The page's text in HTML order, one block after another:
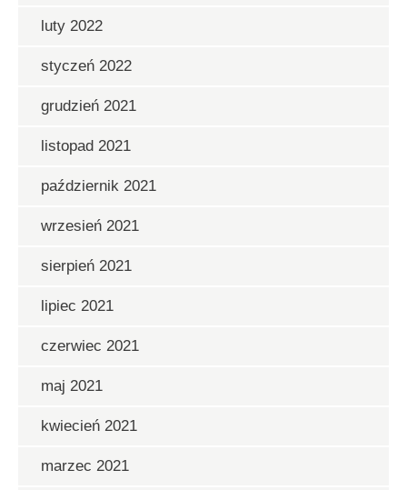
luty 2022
styczeń 2022
grudzień 2021
listopad 2021
październik 2021
wrzesień 2021
sierpień 2021
lipiec 2021
czerwiec 2021
maj 2021
kwiecień 2021
marzec 2021